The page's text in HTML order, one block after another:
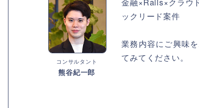
コンサルタント
熊谷紀一郎
ックリード案件
業務内容にご興味
てみてください。